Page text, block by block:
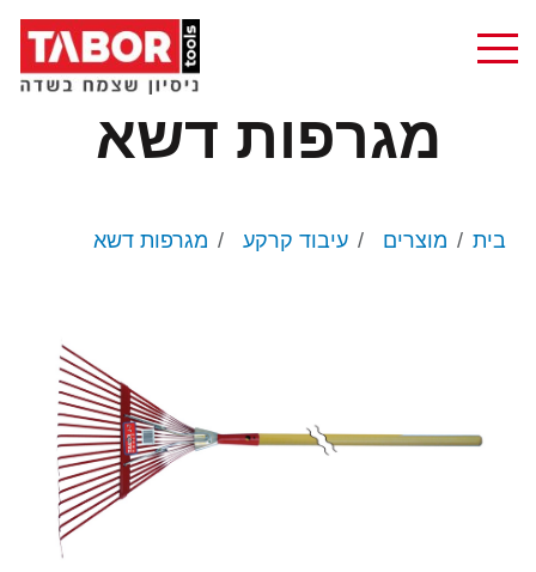
מגרפות דשא
בית מוצרים עיבוד קרקע מגרפות דשא